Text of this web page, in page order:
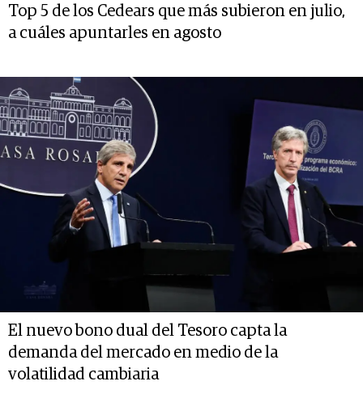
Top 5 de los Cedears que más subieron en julio,
a cuáles apuntarles en agosto
El nuevo bono dual del Tesoro capta la
demanda del mercado en medio de la
volatilidad cambiaria